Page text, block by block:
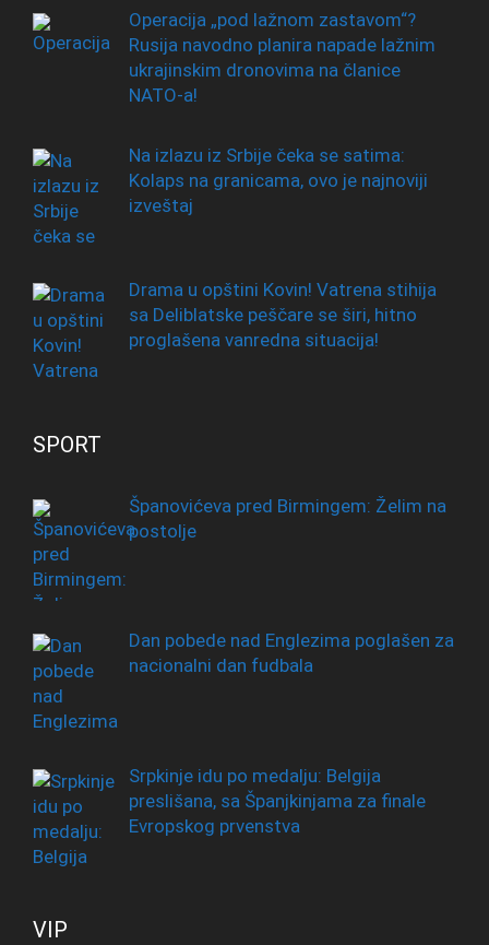
Operacija „pod lažnom zastavom“?
Rusija navodno planira napade lažnim
ukrajinskim dronovima na članice
NATO-a!
Na izlazu iz Srbije čeka se satima:
Kolaps na granicama, ovo je najnoviji
izveštaj
Drama u opštini Kovin! Vatrena stihija
sa Deliblatske peščare se širi, hitno
proglašena vanredna situacija!
SPORT
Španovićeva pred Birmingem: Želim na
postolje
Dan pobede nad Englezima poglašen za
nacionalni dan fudbala
Srpkinje idu po medalju: Belgija
preslišana, sa Španjkinjama za finale
Evropskog prvenstva
VIP